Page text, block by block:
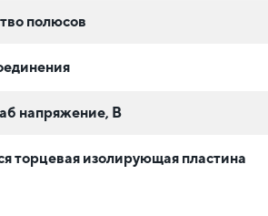
полюсов
напряжение, В
торцевая изолирующая пластина